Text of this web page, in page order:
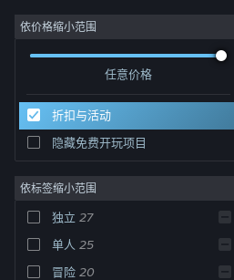
登录
关于
客服
依价格缩小范围
任意价格
折扣与活动
隐藏免费开玩项目
依标签缩小范围
独立 27
单人 25
冒险 20
优惠
所有产品
排序依据 相关性